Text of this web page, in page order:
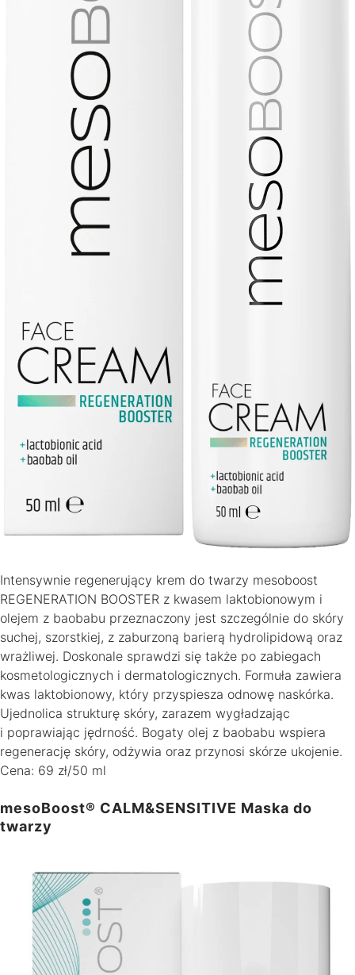
Intensywnie regenerujący krem do twarzy mesoboost
REGENERATION BOOSTER z kwasem laktobionowym i
olejem z baobabu przeznaczony jest szczególnie do skóry
suchej, szorstkiej, z zaburzoną barierą hydrolipidową oraz
wrażliwej. Doskonale sprawdzi się także po zabiegach
kosmetologicznych i dermatologicznych. Formuła zawiera
kwas laktobionowy, który przyspiesza odnowę naskórka.
Ujednolica strukturę skóry, zarazem wygładzając
i poprawiając jędrność. Bogaty olej z baobabu wspiera
regenerację skóry, odżywia oraz przynosi skórze ukojenie.
Cena: 69 zł/50 ml
mesoBoost® CALM&SENSITIVE Maska do
twarzy